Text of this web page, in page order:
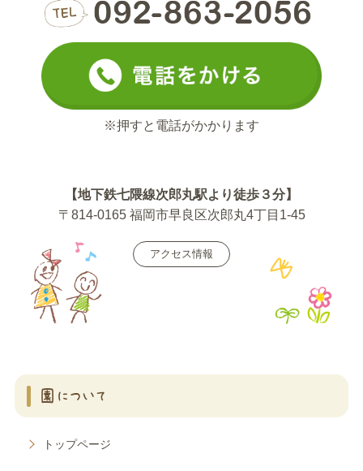
※押すと電話がかかります
【地下鉄七隈線次郎丸駅より徒歩３分】
〒814-0165 福岡市早良区次郎丸4丁目1-45
アクセス情報
園について
トップページ